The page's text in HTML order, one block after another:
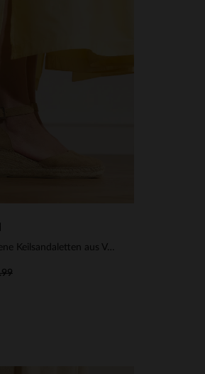
Beigefarbene Keilsandaletten aus Veloursleder